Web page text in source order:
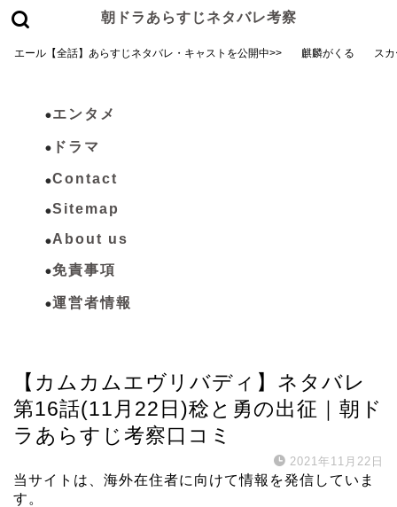
朝ドラあらすじネタバレ考察
エール【全話】あらすじネタバレ・キャストを公開中>> 麒麟がくる ス
エンタメ
ドラマ
Contact
Sitemap
About us
免責事項
運営者情報
【カムカムエヴリバディ】ネタバレ
第16話(11月22日)稔と勇の出征｜朝ド
ラあらすじ考察口コミ
2021年11月22日
当サイトは、海外在住者に向けて情報を発信していま
す。